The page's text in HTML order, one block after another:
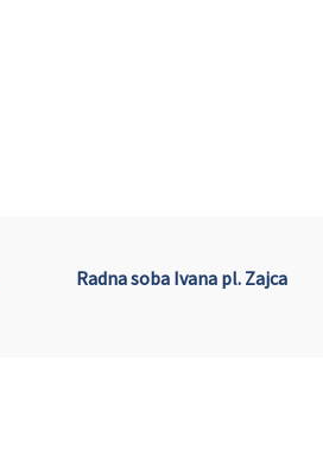
Radna soba Ivana pl. Zajca